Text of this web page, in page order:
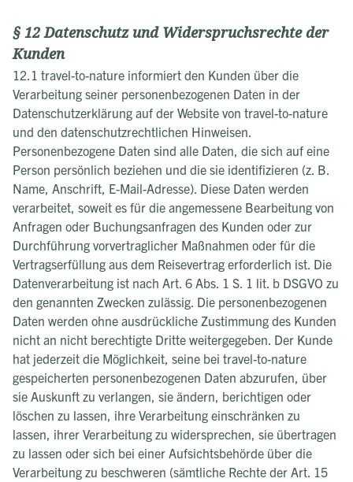
§ 12 Datenschutz und Widerspruchsrechte der
Kunden
12.1 travel-to-nature informiert den Kunden über die
Verarbeitung seiner personenbezogenen Daten in der
Datenschutzerklärung auf der Website von travel-to-nature
und den datenschutzrechtlichen Hinweisen.
Personenbezogene Daten sind alle Daten, die sich auf eine
Person persönlich beziehen und die sie identifizieren (z. B.
Name, Anschrift, E-Mail-Adresse). Diese Daten werden
verarbeitet, soweit es für die angemessene Bearbeitung von
Anfragen oder Buchungsanfragen des Kunden oder zur
Durchführung vorvertraglicher Maßnahmen oder für die
Vertragserfüllung aus dem Reisevertrag erforderlich ist. Die
Datenverarbeitung ist nach Art. 6 Abs. 1 S. 1 lit. b DSGVO zu
den genannten Zwecken zulässig. Die personenbezogenen
Daten werden ohne ausdrückliche Zustimmung des Kunden
nicht an nicht berechtigte Dritte weitergegeben. Der Kunde
hat jederzeit die Möglichkeit, seine bei travel-to-nature
gespeicherten personenbezogenen Daten abzurufen, über
sie Auskunft zu verlangen, sie ändern, berichtigen oder
löschen zu lassen, ihre Verarbeitung einschränken zu
lassen, ihrer Verarbeitung zu widersprechen, sie übertragen
zu lassen oder sich bei einer Aufsichtsbehörde über die
Verarbeitung zu beschweren (sämtliche Rechte der Art. 15